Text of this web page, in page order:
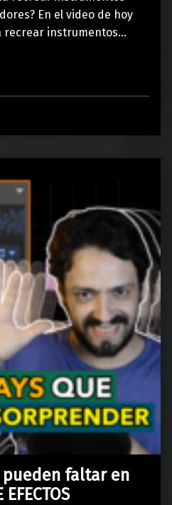
En el video de hoy
recrear instrumentos…
REALES con SINTETIZADORES”
pueden faltar en